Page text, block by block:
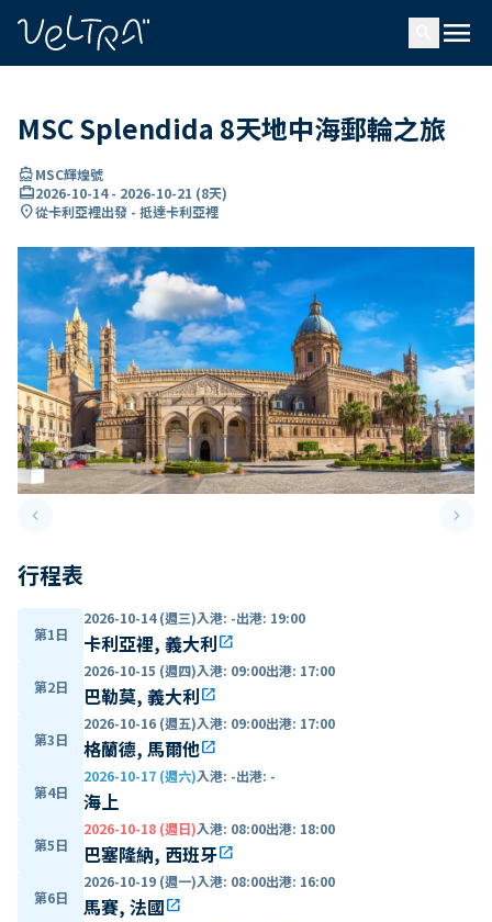
menu
MSC Splendida 8天地中海郵輪之旅
directions_boatMSC輝煌號
card_travel2026-10-14- 2026-10-21 (8天)
location_on從卡利亞裡出發 - 抵達卡利亞裡
keyboard_arrow_leftPrevious slide keyboard_arrow_right
行程表
第1日
2026-10-14 (週三)入港: -出港: 19:00
卡利亞裡, 義大利open_in_new
第2日
2026-10-15 (週四)入港: 09:00出港: 17:00
巴勒莫, 義大利open_in_new
第3日
2026-10-16 (週五)入港: 09:00出港: 17:00
格蘭德, 馬爾他open_in_new
第4日
2026-10-17 (週六)入港: -出港: -
海上
第5日
2026-10-18 (週日)入港: 08:00出港: 18:00
巴塞隆納, 西班牙open_in_new
第6日
2026-10-19 (週一)入港: 08:00出港: 16:00
馬賽, 法國open_in_new